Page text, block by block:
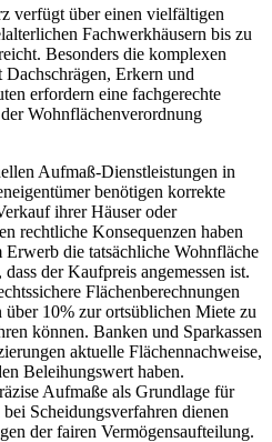
verfügt über einen vielfältigen
Fachwerkhäusern bis zu
Besonders die komplexen
Erkern und
erfordern eine fachgerechte
Wohnflächenverordnung
Aufmaß-Dienstleistungen in
benötigen korrekte
ihrer Häuser oder
rechtliche Konsequenzen haben
die tatsächliche Wohnfläche
der Kaufpreis angemessen ist.
Flächenberechnungen
10% zur ortsüblichen Miete zu
können. Banken und Sparkassen
aktuelle Flächennachweise,
Beleihungswert haben.
Aufmaße als Grundlage für
Scheidungsverfahren dienen
der fairen Vermögensaufteilung.